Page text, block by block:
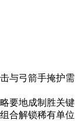
与弓箭手掩护需
要地成制胜关键
合解锁稀有单位